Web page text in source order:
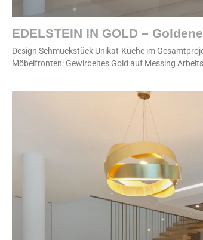
EDELSTEIN IN GOLD –
Design Schmuckstück Unikat-Küche im
Möbelfronten: Gewirbeltes Gold auf Messing